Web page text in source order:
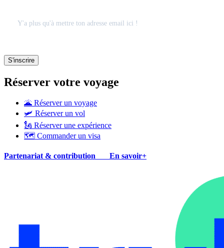
Réserver votre voyage
🌋 Réserver un voyage
🛩 Réserver un vol
🗽 Réserver une expérience
🗺 Commander un visa
Partenariat & contribution En savoir+